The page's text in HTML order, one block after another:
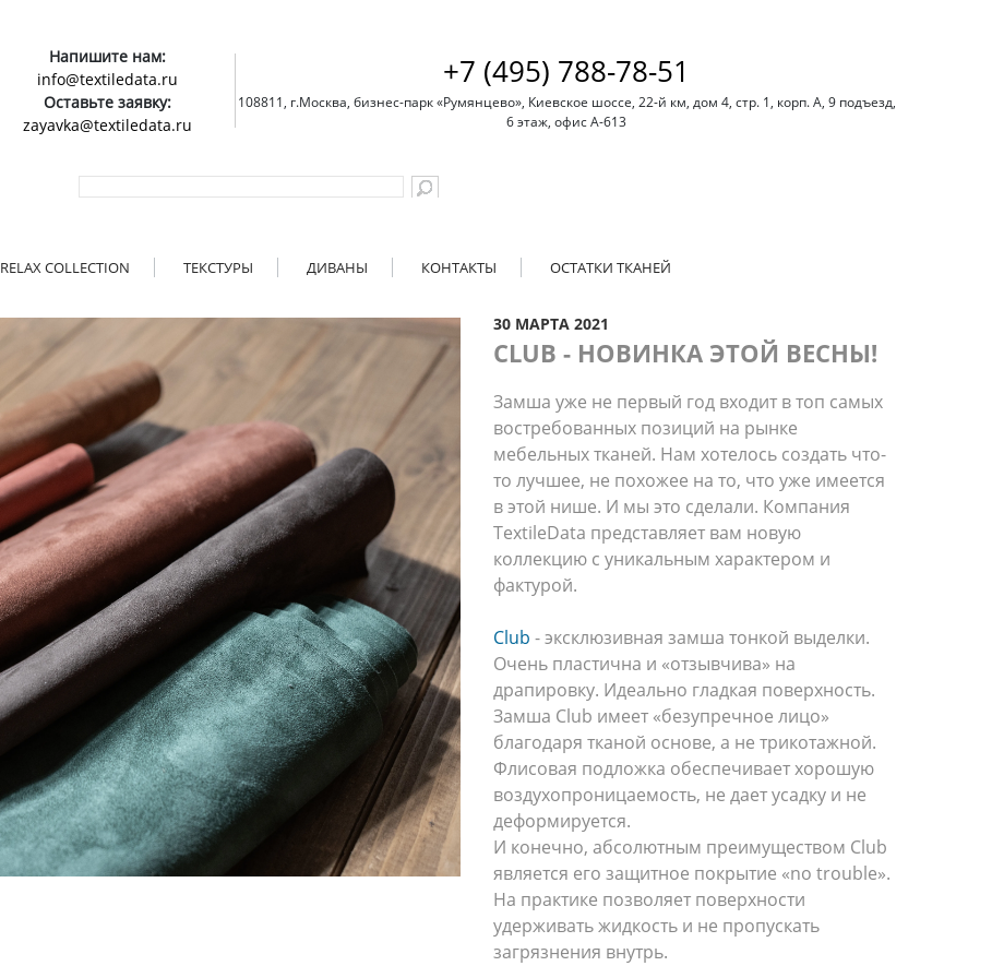
Напишите нам:
info@textiledata.ru
Оставьте заявку:
zayavka@textiledata.ru
+7 (495) 788-78-51
108811, г.Москва, бизнес-парк «Румянцево», Киевское шоссе, 22-й км, дом 4, стр. 1, корп. А, 9 подъезд,
6 этаж, офис А-613
RELAX COLLECTION ТЕКСТУРЫ ДИВАНЫ КОНТАКТЫ ОСТАТКИ ТКАНЕЙ
30 МАРТА 2021
CLUB - НОВИНКА ЭТОЙ ВЕСНЫ!
Замша уже не первый год входит в топ самых
востребованных позиций на рынке
мебельных тканей. Нам хотелось создать что-
то лучшее, не похожее на то, что уже имеется
в этой нише. И мы это сделали. Компания
TextileData представляет вам новую
коллекцию с уникальным характером и
фактурой.
Club - эксклюзивная замша тонкой выделки.
Очень пластична и «отзывчива» на
драпировку. Идеально гладкая поверхность.
Замша Club имеет «безупречное лицо»
благодаря тканой основе, а не трикотажной.
Флисовая подложка обеспечивает хорошую
воздухопроницаемость, не дает усадку и не
деформируется.
И конечно, абсолютным преимуществом Club
является его защитное покрытие «no trouble».
На практике позволяет поверхности
удерживать жидкость и не пропускать
загрязнения внутрь.